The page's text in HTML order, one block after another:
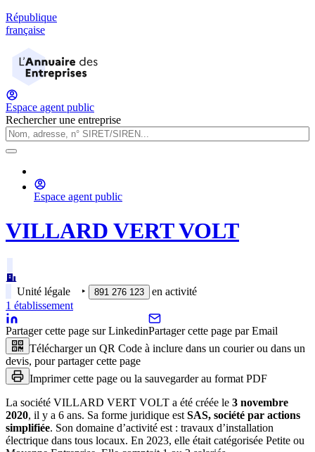
République
française
Espace agent public
Rechercher une entreprise
Espace agent public
VILLARD VERT VOLT
Unité légale ‣ 891 276 123
en activité
1 établissement
Partager cette page sur LinkedinPartager cette page par Email
Télécharger un QR Code à inclure dans un courier ou dans un
devis, pour partager cette page
Imprimer cette page ou la sauvegarder au format PDF
La société VILLARD VERT VOLT a été créée le 3 novembre
2020, il y a 6 ans. Sa forme juridique est SAS, société par actions
simplifiée. Son domaine d’activité est : travaux d’installation
électrique dans tous locaux. En 2023, elle était catégorisée Petite ou